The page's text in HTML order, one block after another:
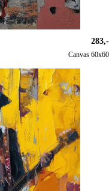
283,-
Canvas 60x60